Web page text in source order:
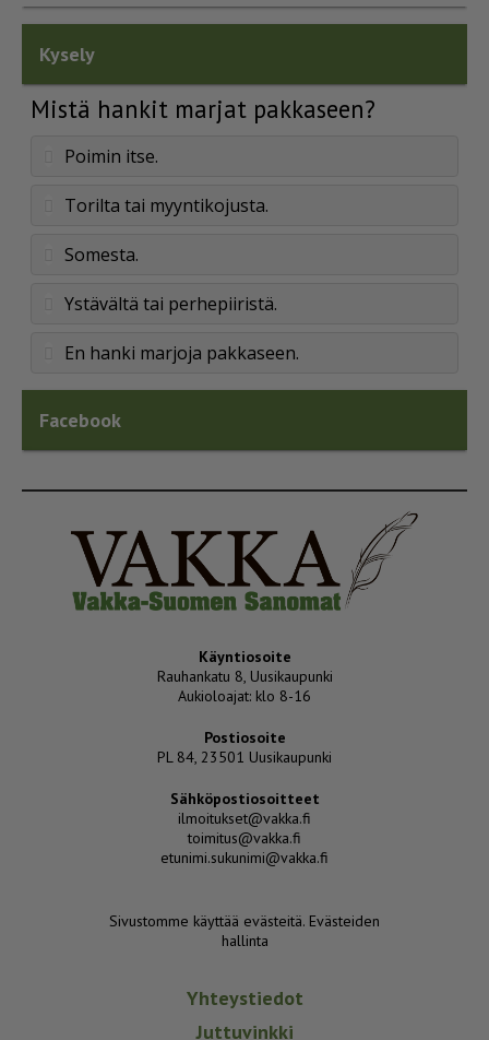
Kysely
Mistä hankit marjat pakkaseen?
Poimin itse.
Torilta tai myyntikojusta.
Somesta.
Ystävältä tai perhepiiristä.
En hanki marjoja pakkaseen.
Facebook
Käyntiosoite
Rauhankatu 8, Uusikaupunki
Aukioloajat: klo 8-16
Postiosoite
PL 84, 23501 Uusikaupunki
Sähköpostiosoitteet
ilmoitukset@vakka.fi
toimitus@vakka.fi
etunimi.sukunimi@vakka.fi
Sivustomme käyttää evästeitä. Evästeiden
hallinta
Yhteystiedot
Juttuvinkki